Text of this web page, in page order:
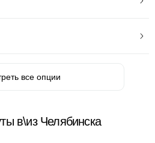
все опции
в\из Челябинска